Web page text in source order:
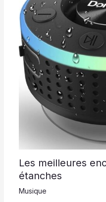
Les meilleures
étanches
Musique